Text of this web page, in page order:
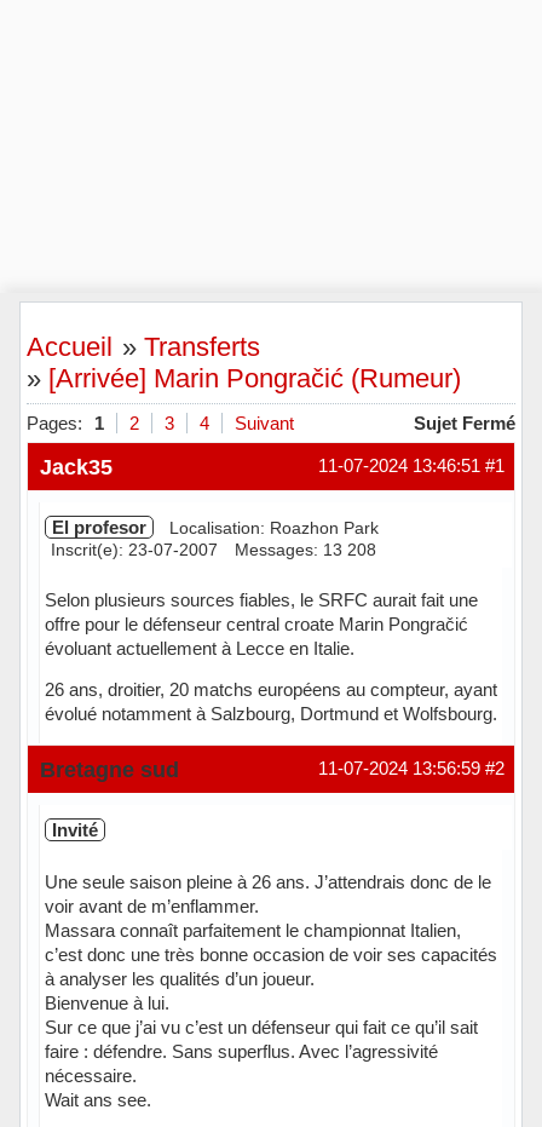
Accueil »Transferts
» [Arrivée] Marin Pongračić (Rumeur)
Pages: 1 2 3 4 Suivant Sujet Fermé
#1
11-07-2024 13:46:51
Jack35
El profesor
Localisation: Roazhon Park
Inscrit(e): 23-07-2007
Messages: 13 208
Selon plusieurs sources fiables, le SRFC aurait fait une
offre pour le défenseur central croate Marin Pongračić
évoluant actuellement à Lecce en Italie.
26 ans, droitier, 20 matchs européens au compteur, ayant
évolué notamment à Salzbourg, Dortmund et Wolfsbourg.
Hors ligne #2
11-07-2024 13:56:59
Bretagne sud
Invité
Une seule saison pleine à 26 ans. J’attendrais donc de le
voir avant de m’enflammer.
Massara connaît parfaitement le championnat Italien,
c’est donc une très bonne occasion de voir ses capacités
à analyser les qualités d’un joueur.
Bienvenue à lui.
Sur ce que j’ai vu c’est un défenseur qui fait ce qu’il sait
faire : défendre. Sans superflus. Avec l’agressivité
nécessaire.
Wait ans see.